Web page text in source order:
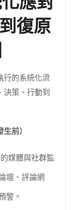
復原
行的系統化流
決策、行動到
前）
媒體與社群監
壇、評論網
警。